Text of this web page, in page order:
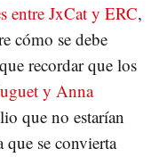
entre JxCat y ERC,
cómo se debe
recordar que los
y Anna
que no estarían
que se convierta